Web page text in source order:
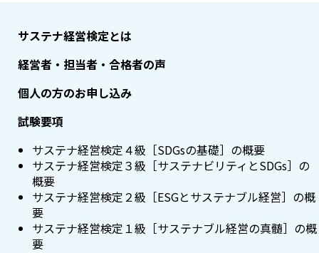
サステナ経営検定とは
経営者・担当者・合格者の声
個人の方のお申し込み
試験要項
サステナ経営検定４級［SDGsの基礎］の概要
サステナ経営検定３級［サステナビリティとSDGs］の
概要
サステナ経営検定２級［ESGとサステナブル経営］の概
要
サステナ経営検定１級［サステナブル経営の真髄］の概
要